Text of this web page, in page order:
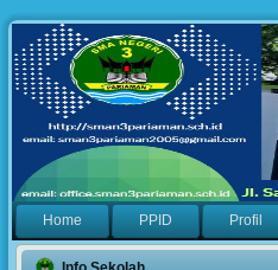
Home PPID Profil